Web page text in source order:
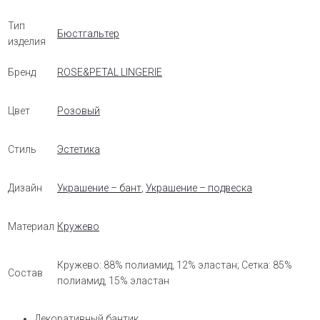
Тип
изделия
Бюстгальтер
Бренд ROSE&PETAL LINGERIE
Цвет Розовый
Стиль Эстетика
Дизайн Украшение – бант Украшение – подвеска
Материал Кружево
Состав
Кружево: 88% полиамид, 12% эластан; Сетка: 85%
полиамид, 15% эластан